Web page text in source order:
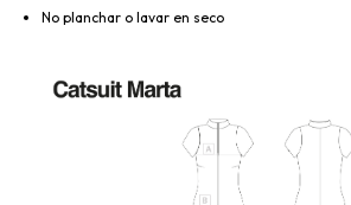
No planchar o lavar en seco